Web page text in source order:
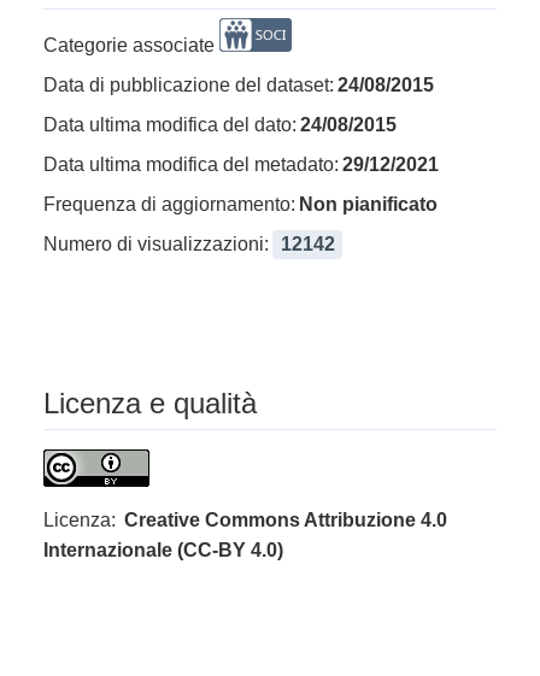
Categorie associate
Data di pubblicazione del dataset: 24/08/2015
Data ultima modifica del dato: 24/08/2015
Data ultima modifica del metadato: 29/12/2021
Frequenza di aggiornamento: Non pianificato
Numero di visualizzazioni:
12142
Licenza e qualità
Licenza: Creative Commons Attribuzione 4.0
Internazionale (CC-BY 4.0)